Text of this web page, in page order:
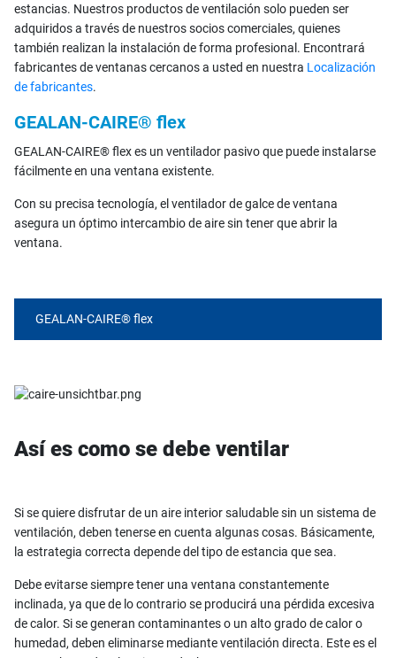
estancias. Nuestros productos de ventilación solo pueden ser
adquiridos a través de nuestros socios comerciales, quienes
también realizan la instalación de forma profesional. Encontrará
fabricantes de ventanas cercanos a usted en nuestra Localización
de fabricantes.
GEALAN-CAIRE® flex
GEALAN-CAIRE® flex es un ventilador pasivo que puede instalarse
fácilmente en una ventana existente.
Con su precisa tecnología, el ventilador de galce de ventana
asegura un óptimo intercambio de aire sin tener que abrir la
ventana.
GEALAN-CAIRE® flex
Así es como se debe ventilar
Si se quiere disfrutar de un aire interior saludable sin un sistema de
ventilación, deben tenerse en cuenta algunas cosas. Básicamente,
la estrategia correcta depende del tipo de estancia que sea.
Debe evitarse siempre tener una ventana constantemente
inclinada, ya que de lo contrario se producirá una pérdida excesiva
de calor. Si se generan contaminantes o un alto grado de calor o
humedad, deben eliminarse mediante ventilación directa. Este es el